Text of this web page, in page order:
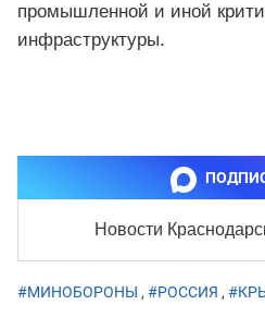
промышленной и иной
инфраструктуры.
Новости
#МИНОБОРОНЫ , #РОССИЯ ,